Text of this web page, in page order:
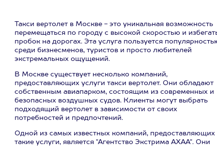
Такси вертолет в Москве - это уникальная возможность
перемещаться по городу с высокой скоростью и
пробок на дорогах. Эта услуга пользуется
среди бизнесменов, туристов и просто любителей
экстремальных ощущений.
В Москве существует несколько компаний,
предоставляющих услуги такси вертолет. Они обладают
собственным авиапарком, состоящим из современных и
безопасных воздушных судов. Клиенты могут выбрать
подходящий вертолет в зависимости от своих
потребностей и предпочтений.
Одной из самых известных компаний, предоставляющих
такие услуги, является "Агентство Экстрима АХАА". Они